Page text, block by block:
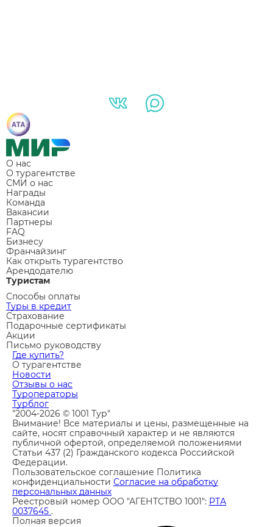
О нас
О турагентстве
СМИ о нас
Награды
Команда
Вакансии
Партнеры
FAQ
Бизнесу
Франчайзинг
Как открыть турагентство
Арендодателю
Туристам
Способы оплаты
Туры в кредит
Страхование
Подарочные сертификаты
Акции
Письмо руководству
Где купить?
О турагентстве
Новости
Отзывы о нас
Туроператоры
Турблог
"2004-2026 © 1001 Тур"
Внимание! Все материалы и цены, размещенные на
сайте, носят справочный характер и не являются
публичной офертой, определяемой положениями
Статьи 437 (2) Гражданского кодекса Российской
Федерации.
Пользовательское соглашение Политика
конфиденциальности Согласие на обработку
персональных данных
Реестровый номер ООО "АГЕНТСТВО 1001": РТА
0037645 .
Полная версия